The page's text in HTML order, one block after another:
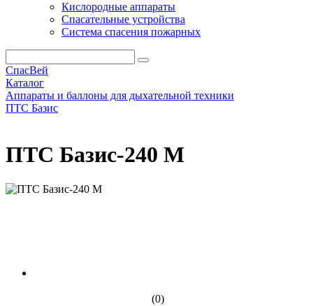
Кислородные аппараты
Спасательные устройства
Система спасения пожарных
СпасВей
Каталог
Аппараты и баллоны для дыхательной техники
ПТС Базис
ПТС Базис-240 М
(0)